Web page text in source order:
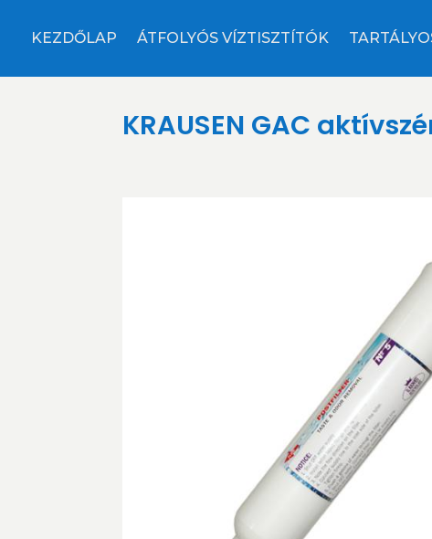
KEZDŐLAP ÁTFOLYÓS VÍZTISZTÍTÓK
KRAUSEN GAC